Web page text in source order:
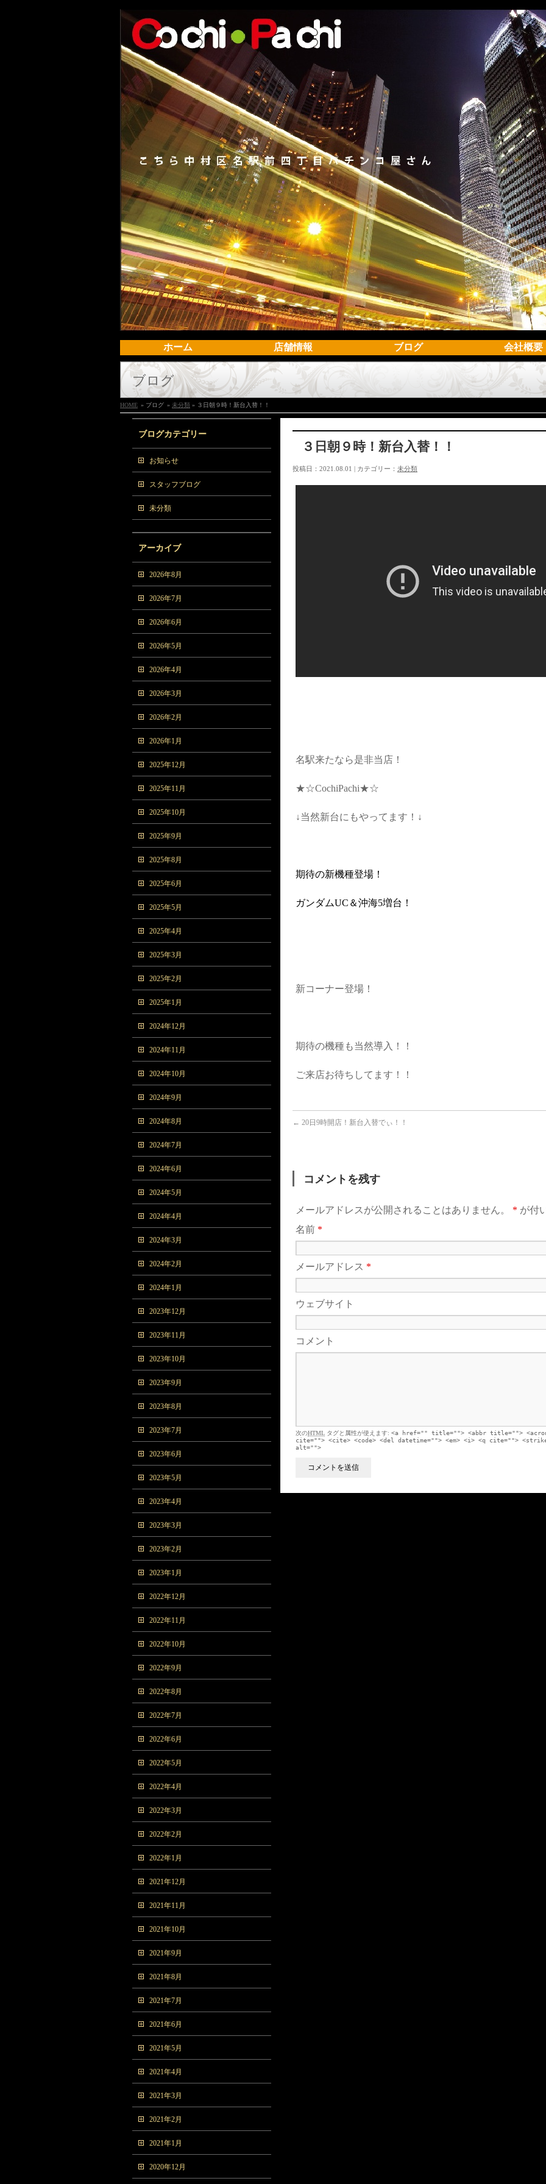
ホーム 店舗情報 ブログ 会社概要
ブログ
HOME » ブログ » 未分類 » ３日朝９時！新台入替！！
３日朝９時！新台入替！！
投稿日：2021.08.01 | カテゴリー： 未分類
名駅来たなら是非当店！
★☆CochiPachi★☆
↓当然新台にもやってます！↓
期待の新機種登場！
ガンダムUC＆沖海5増台！
新コーナー登場！
期待の機種も当然導入！！
ご来店お待ちしてます！！
← 20日9時開店！新台入替でぃ！！
コメントを残す
メールアドレスが公開されることはありません。 * が付
名前 *
メールアドレス *
ウェブサイト
コメント
次のHTML タグと属性が使えます: <a href="" title=""> <abbr title="">
cite=""> <cite> <code> <del datetime=""> <em> <i> <q cite="">
alt="">
ブログカテゴリー
お知らせ
スタッフブログ
未分類
アーカイブ
2026年8月
2026年7月
2026年6月
2026年5月
2026年4月
2026年3月
2026年2月
2026年1月
2025年12月
2025年11月
2025年10月
2025年9月
2025年8月
2025年6月
2025年5月
2025年4月
2025年3月
2025年2月
2025年1月
2024年12月
2024年11月
2024年10月
2024年9月
2024年8月
2024年7月
2024年6月
2024年5月
2024年4月
2024年3月
2024年2月
2024年1月
2023年12月
2023年11月
2023年10月
2023年9月
2023年8月
2023年7月
2023年6月
2023年5月
2023年4月
2023年3月
2023年2月
2023年1月
2022年12月
2022年11月
2022年10月
2022年9月
2022年8月
2022年7月
2022年6月
2022年5月
2022年4月
2022年3月
2022年2月
2022年1月
2021年12月
2021年11月
2021年10月
2021年9月
2021年8月
2021年7月
2021年6月
2021年5月
2021年4月
2021年3月
2021年2月
2021年1月
2020年12月